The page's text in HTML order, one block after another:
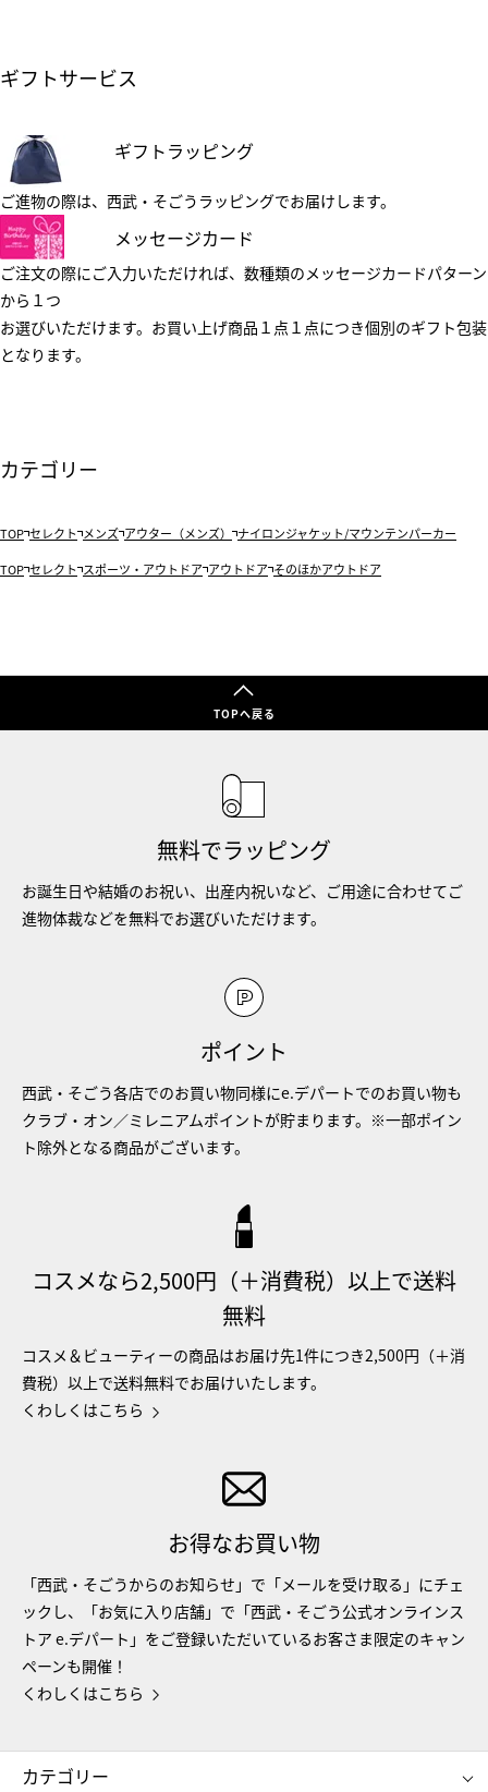
ギフトサービス
ギフトラッピング
ご進物の際は、西武・そごうラッピングでお届けします。
メッセージカード
ご注文の際にご入力いただければ、数種類のメッセージカードパターン
から１つ
お選びいただけます。お買い上げ商品１点１点につき個別のギフト包装
となります。
カテゴリー
TOP セレクト メンズ アウター（メンズ） ナイロンジャケット/マウンテンパーカー
TOP セレクト スポーツ・アウトドア アウトドア そのほかアウトドア
TOPへ戻る
無料でラッピング
お誕生日や結婚のお祝い、出産内祝いなど、ご用途に合わせてご
進物体裁などを無料でお選びいただけます。
ポイント
西武・そごう各店でのお買い物同様にe.デパートでのお買い物も
クラブ・オン／ミレニアムポイントが貯まります。※一部ポイン
ト除外となる商品がございます。
コスメなら2,500円（＋消費税）以上で送料
無料
コスメ＆ビューティーの商品はお届け先1件につき2,500円（＋消
費税）以上で送料無料でお届けいたします。
くわしくはこちら
お得なお買い物
「西武・そごうからのお知らせ」で「メールを受け取る」にチェ
ックし、「お気に入り店舗」で「西武・そごう公式オンラインス
トア e.デパート」をご登録いただいているお客さま限定のキャン
ペーンも開催！
くわしくはこちら
カテゴリー